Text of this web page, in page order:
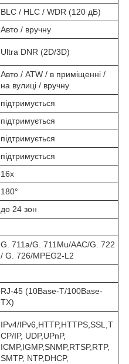
BLC / HLC / WDR (120 дБ)
Авто / вручну
Ultra DNR (2D/3D)
Авто / ATW / в приміщенні /
на вулиці / вручну
підтримується
підтримується
підтримується
підтримується
16x
180°
до 24 зон
G. 711a/G. 711Mu/AAC/G. 722
/ G. 726/MPEG2-L2
RJ-45 (10Base-T/100Base-
TX)
IPv4/IPv6,HTTP,HTTPS,SSL,T
CP/IP, UDP,UPnP,
ICMP,IGMP,SNMP,RTSP,RTP,
SMTP, NTP,DHCP,